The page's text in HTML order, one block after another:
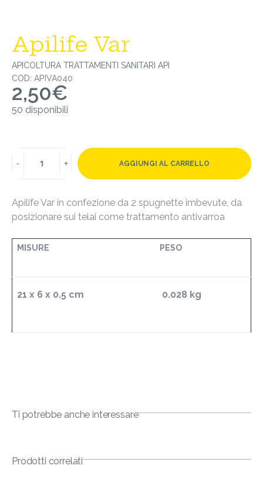
Apilife Var
APICOLTURA TRATTAMENTI SANITARI API
COD: APIVA040
2,50€
50 disponibili
AGGIUNGI AL CARRELLO
Apilife Var in confezione da 2 spugnette imbevute, da
posizionare sui telai come trattamento antivarroa
MISURE PESO
21 x 6 x 0.5 cm 0.028 kg
Ti potrebbe anche interessare
Prodotti correlati